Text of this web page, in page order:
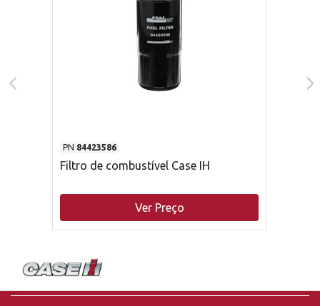
PN 84423586
Filtro de combustível Case IH
Ver Preço